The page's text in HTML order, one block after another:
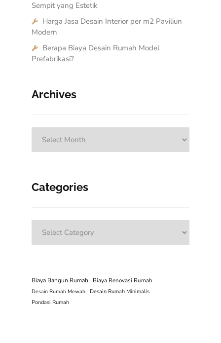
Sempit yang Estetik
Harga Jasa Desain Interior per m2 Paviliun
Modern
Berapa Biaya Desain Rumah Model
Prefabrikasi?
Archives
Categories
Biaya Bangun Rumah Biaya Renovasi Rumah
Desain Rumah Mewah
Desain Rumah Minimalis
Pondasi Rumah